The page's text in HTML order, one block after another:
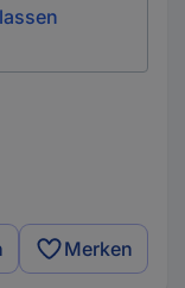
Merken